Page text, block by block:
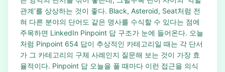
관계’를 상상하는 것이 좋다. Black, Asteroid, Seat처럼 전
혀 다른 분야의 단어도 같은 명사를 수식할 수 있다는 점에
주목하면 LinkedIn Pinpoint 답 구조가 눈에 들어온다. 오늘
처럼 Pinpoint 654 답이 추상적인 카테고리일 때는 각 단서
가 그 카테고리의 구체 사례인지 질문해 보는 것이 가장 효
율적이다. Pinpoint 답 오늘을 풀 때마다 이런 접근을 의식